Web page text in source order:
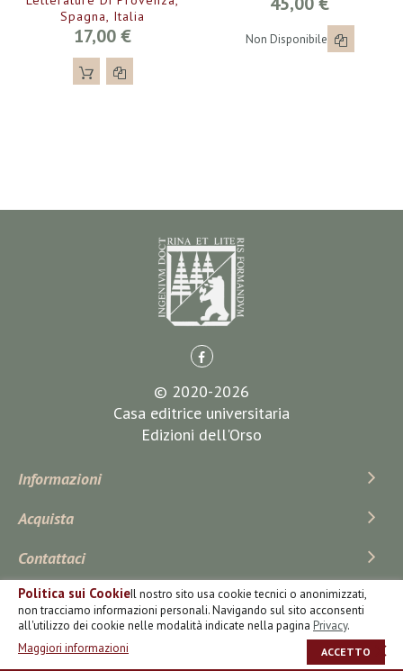
Politica sui CookieIl nostro sito usa cookie tecnici o anonimizzati,
non tracciamo informazioni personali. Navigando sul sito acconsenti
all'utilizzo dei cookie nelle modalità indicate nella pagina Privacy.
Maggiori informazioni
ACCETTO
Spagna, Italia
17,00 € Non Disponibile
© 2020-2026
Casa editrice universitaria
Edizioni dell'Orso
Informazioni
Acquista
Contattaci
Iscriviti Alla Newsletter